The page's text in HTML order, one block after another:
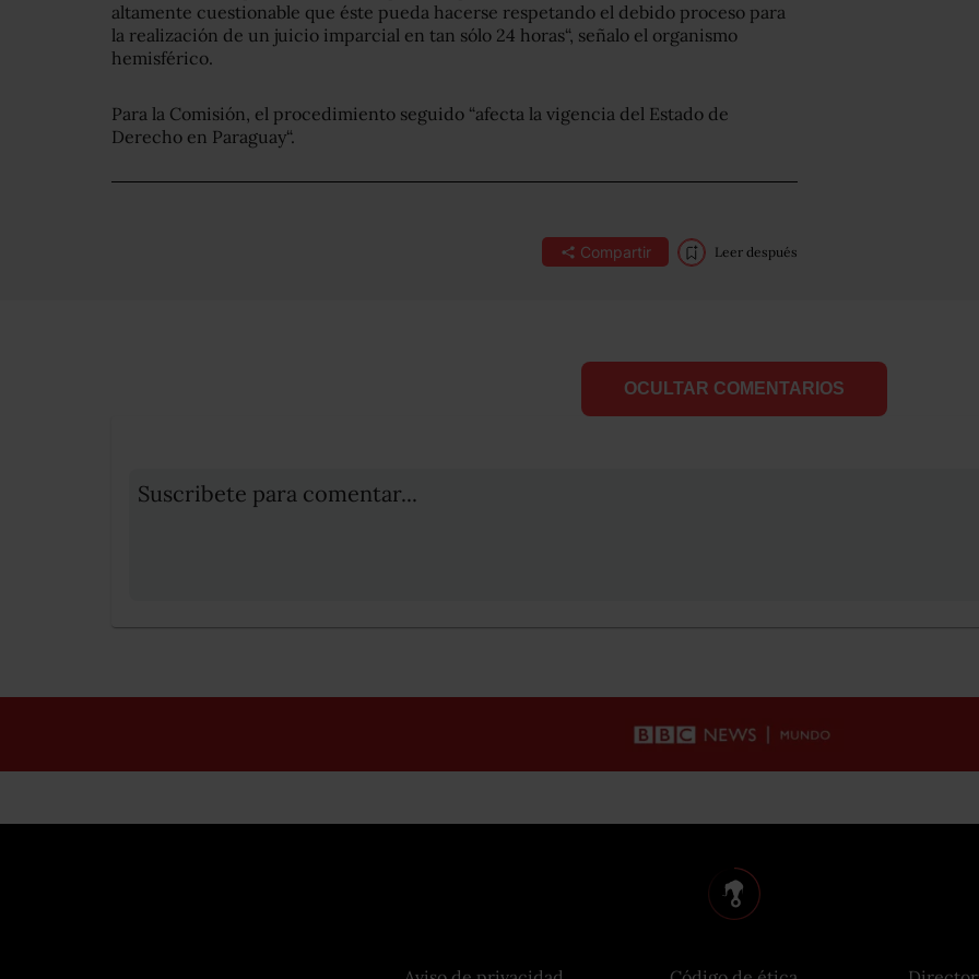
altamente cuestionable que éste pueda hacerse respetando el debido proceso para
la realización de un juicio imparcial en tan sólo 24 horas“, señalo el organismo
hemisférico.
Para la Comisión, el procedimiento seguido “afecta la vigencia del Estado de
Derecho en Paraguay“.
Compartir Leer después
OCULTAR COMENTARIOS
Suscribete para comentar...